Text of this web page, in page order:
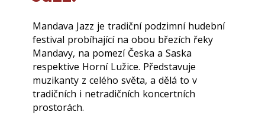
Mandava Jazz je tradiční podzimní hudební
festival probíhající na obou březích řeky
Mandavy, na pomezí Česka a Saska
respektive Horní Lužice. Představuje
muzikanty z celého světa, a dělá to v
tradičních i netradičních koncertních
prostorách.